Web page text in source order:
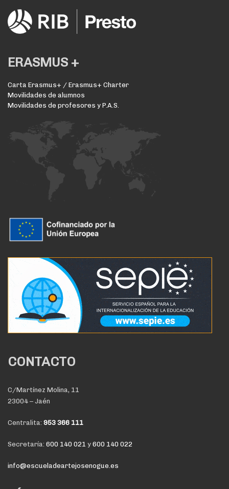
ERASMUS +
Carta Erasmus+ / Erasmus+ Charter
Movilidades de alumnos
Movilidades de profesores y P.A.S.
CONTACTO
C/Martínez Molina, 11
23004 – Jaén
Centralita: 953 366 111
Secretaría: 600 140 021 y 600 140 022
info@escueladeartejosenogue.es